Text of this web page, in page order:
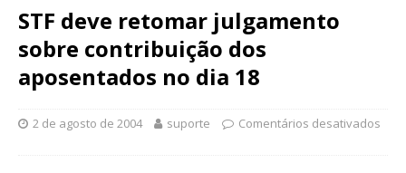
STF deve retomar julgamento
sobre contribuição dos
aposentados no dia 18
2 de agosto de 2004 suporte Comentários desativados